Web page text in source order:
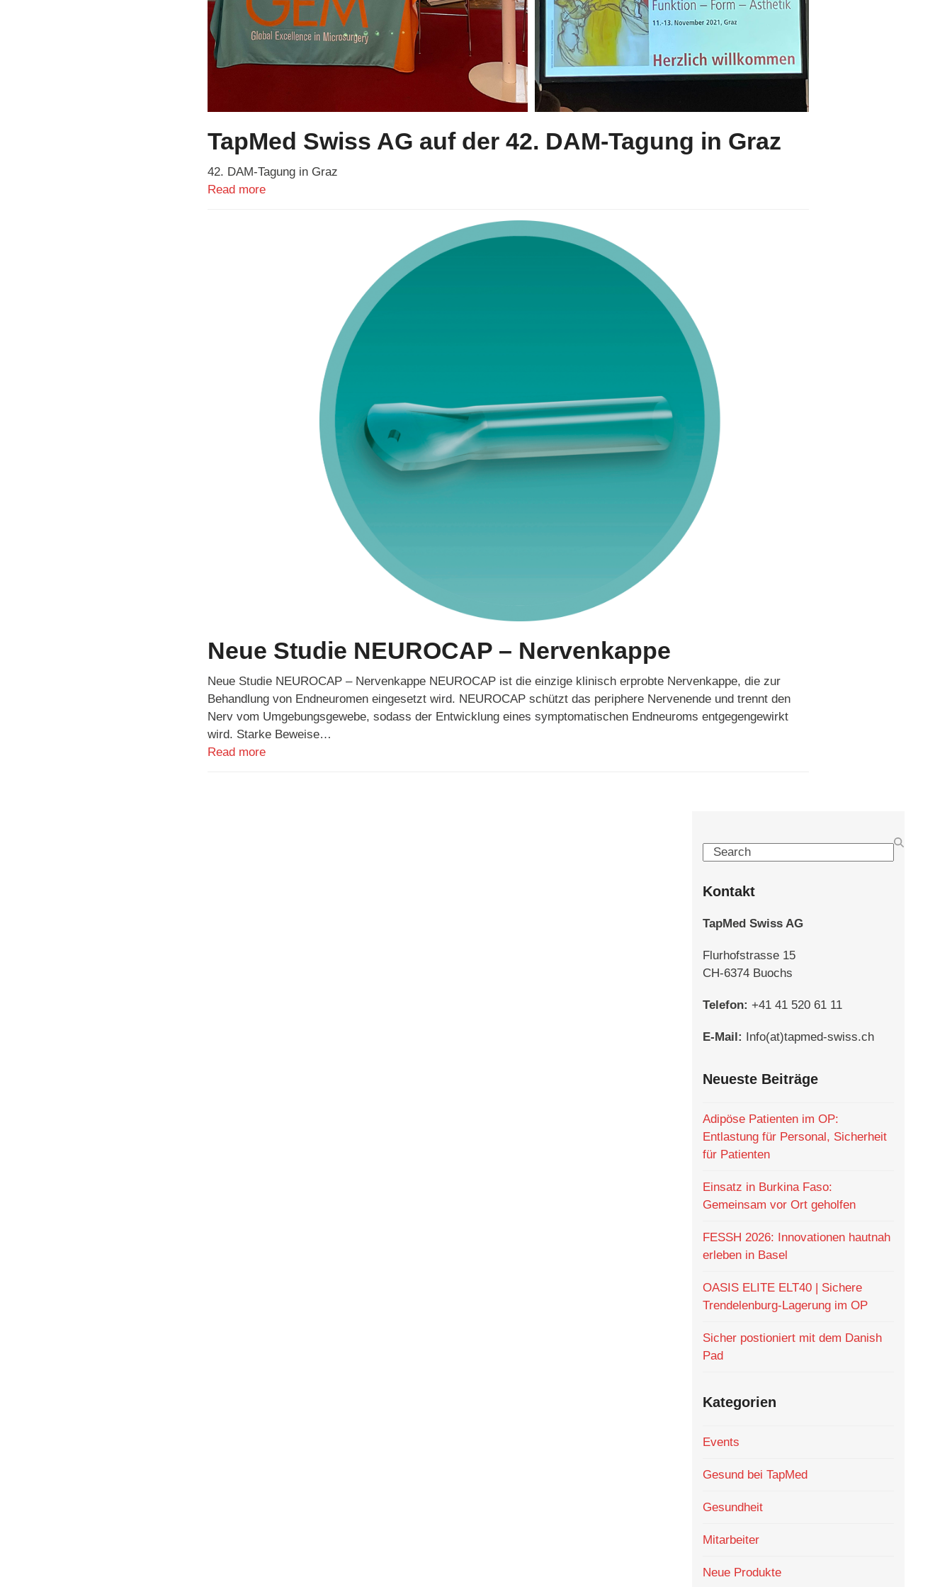
TapMed Swiss AG auf der 42. DAM-Tagung in Graz
42. DAM-Tagung in Graz
Read more
Neue Studie NEUROCAP – Nervenkappe
Neue Studie NEUROCAP – Nervenkappe NEUROCAP ist die einzige klinisch erprobte Nervenkappe, die zur
Behandlung von Endneuromen eingesetzt wird. NEUROCAP schützt das periphere Nervenende und trennt den
Nerv vom Umgebungsgewebe, sodass der Entwicklung eines symptomatischen Endneuroms entgegengewirkt
wird. Starke Beweise…
Read more
Search
Kontakt
TapMed Swiss AG
Flurhofstrasse 15
CH-6374 Buochs
Telefon: +41 41 520 61 11
E-Mail: Info(at)tapmed-swiss.ch
Neueste Beiträge
Adipöse Patienten im OP:
Entlastung für Personal, Sicherheit
für Patienten
Einsatz in Burkina Faso:
Gemeinsam vor Ort geholfen
FESSH 2026: Innovationen hautnah
erleben in Basel
OASIS ELITE ELT40 | Sichere
Trendelenburg-Lagerung im OP
Sicher postioniert mit dem Danish
Pad
Kategorien
Events
Gesund bei TapMed
Gesundheit
Mitarbeiter
Neue Produkte